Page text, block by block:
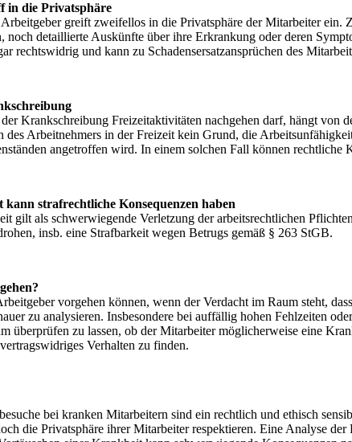
in die Privatsphäre
greift zweifellos in die Privatsphäre der Mitarbeiter
detaillierte Auskünfte über ihre Erkrankung oder deren
rechtswidrig und kann zu Schadensersatzansprüchen des
Krankschreibung Freizeitaktivitäten nachgehen darf, hängt
des Arbeitnehmers in der Freizeit kein Grund, die
angetroffen wird. In einem solchen Fall können
strafrechtliche Konsequenzen haben
gilt als schwerwiegende Verletzung der arbeitsrechtlichen
insb. eine Strafbarkeit wegen Betrugs gemäß § 263 StGB.
vorgehen können, wenn der Verdacht im Raum steht,
zu analysieren. Insbesondere bei auffällig hohen Fehlzeiten
überprüfen zu lassen, ob der Mitarbeiter möglicherweise eine
Verhalten zu finden.
bei kranken Mitarbeitern sind ein rechtlich und ethisch
die Privatsphäre ihrer Mitarbeiter respektieren. Eine Analyse